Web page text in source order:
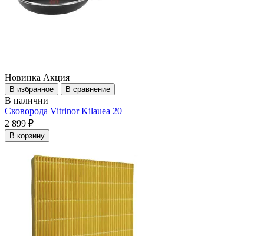
Новинка Акция
В избранное В сравнение
В наличии
Сковорода Vitrinor Kilauea 20
2 899 ₽
В корзину